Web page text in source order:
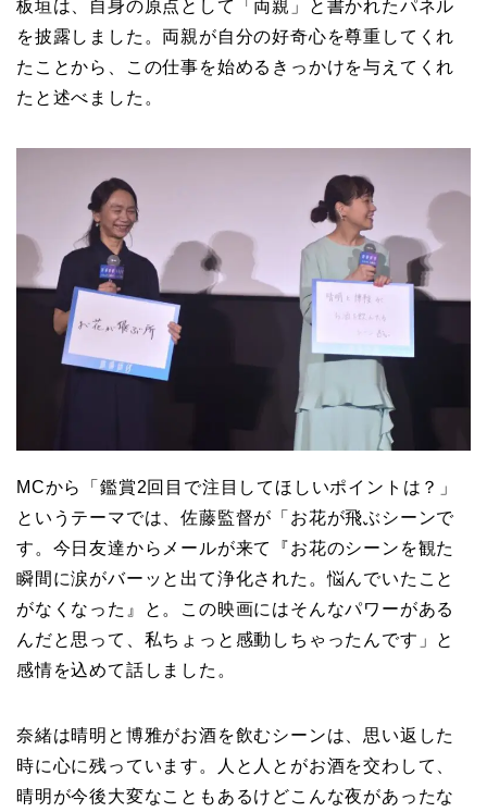
板垣は、自身の原点として「両親」と書かれたパネル
を披露しました。両親が自分の好奇心を尊重してくれ
たことから、この仕事を始めるきっかけを与えてくれ
たと述べました。
MCから「鑑賞2回目で注目してほしいポイントは？」
というテーマでは、佐藤監督が「お花が飛ぶシーンで
す。今日友達からメールが来て『お花のシーンを観た
瞬間に涙がバーッと出て浄化された。悩んでいたこと
がなくなった』と。この映画にはそんなパワーがある
んだと思って、私ちょっと感動しちゃったんです」と
感情を込めて話しました。
奈緒は晴明と博雅がお酒を飲むシーンは、思い返した
時に心に残っています。人と人とがお酒を交わして、
晴明が今後大変なこともあるけどこんな夜があったな